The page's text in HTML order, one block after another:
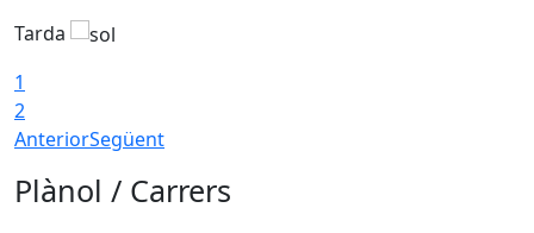
Tarda
1
2
AnteriorSegüent
Plànol / Carrers